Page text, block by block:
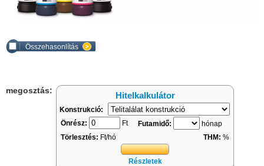
Összehasonlítás
megosztás:
Hitelkalkulátor
Konstrukció:
Önrész:
Ft Futamidő:
hónap
Törlesztés: Ft/hó THM: %
Részletek